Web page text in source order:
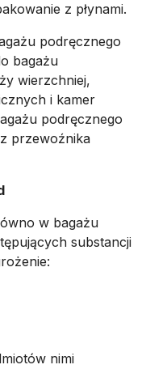
z płynami.
podręcznego
bagażu
wierzchniej,
i kamer
podręcznego
przewoźnika
w bagażu
substancji
nimi